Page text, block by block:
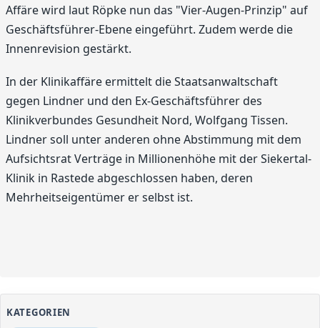
Affäre wird laut Röpke nun das "Vier-Augen-Prinzip" auf
Geschäftsführer-Ebene eingeführt. Zudem werde die
Innenrevision gestärkt.
In der Klinikaffäre ermittelt die Staatsanwaltschaft
gegen Lindner und den Ex-Geschäftsführer des
Klinikverbundes Gesundheit Nord, Wolfgang Tissen.
Lindner soll unter anderen ohne Abstimmung mit dem
Aufsichtsrat Verträge in Millionenhöhe mit der Siekertal-
Klinik in Rastede abgeschlossen haben, deren
Mehrheitseigentümer er selbst ist.
KATEGORIEN